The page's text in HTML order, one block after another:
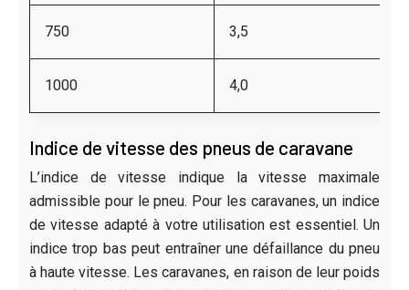
750 3,5
1000 4,0
Indice de vitesse des pneus de caravane
L’indice de vitesse indique la vitesse maximale
admissible pour le pneu. Pour les caravanes, un indice
de vitesse adapté à votre utilisation est essentiel. Un
indice trop bas peut entraîner une défaillance du pneu
à haute vitesse. Les caravanes, en raison de leur poids